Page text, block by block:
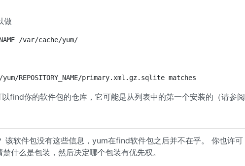
做
/var/cache/yum/
REPOSITORY_NAME/primary.xml.gz.sqlite matches
以find你的软件包的仓库，它可能是从列表中的第一个安装的（请参阅
该软件包没有这些信息，yum在find软件包之后并不在乎。 你也许可
什么是包装，然后决定哪个包装有优先权。